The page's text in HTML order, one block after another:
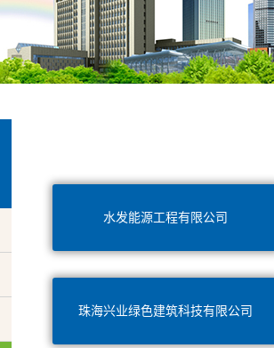
水发能源工程有限公司
珠海兴业绿色建筑科技有限公司